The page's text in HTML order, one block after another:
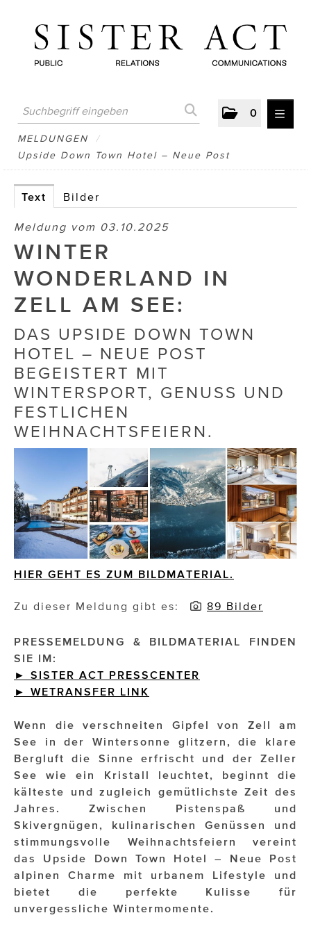
0
MELDUNGEN
ATELIER FĒ.
BERTRAMS
BewusstSchein
Brigitta Nemeth Art
CUBE
Die Dudlerei
Dominic Marcus Singer
Dominique Scharax – Move Mind Breath
Élan Flow
FREIHERZ
FRISTADS
JOHANN STRAUSS – NEW DIMENSIONS
JUWELIER WAGNER
Magenta Telekom
Merz Aesthetics
NEVER AGE NUTRITION
Nina Kraft – Kraft Media Minds
NORMAL
rot weiss rosé
MELDUNGEN
/
Upside Down Town Hotel – Neue Post
Text Bilder
Meldung vom 03.10.2025
WINTER
WONDERLAND IN
ZELL AM SEE:
DAS UPSIDE DOWN TOWN
HOTEL – NEUE POST
BEGEISTERT MIT
WINTERSPORT, GENUSS UND
FESTLICHEN
WEIHNACHTSFEIERN.
HIER GEHT ES ZUM BILDMATERIAL.
Zu dieser Meldung gibt es: 89 Bilder
PRESSEMELDUNG & BILDMATERIAL FINDEN
SIE IM:
► SISTER ACT PRESSCENTER
► WETRANSFER LINK
Wenn die verschneiten Gipfel von Zell am
See in der Wintersonne glitzern, die klare
Bergluft die Sinne erfrischt und der Zeller
See wie ein Kristall leuchtet, beginnt die
kälteste und zugleich gemütlichste Zeit des
Jahres. Zwischen Pistenspaß und
Skivergnügen, kulinarischen Genüssen und
stimmungsvolle Weihnachtsfeiern vereint
das Upside Down Town Hotel – Neue Post
alpinen Charme mit urbanem Lifestyle und
bietet die perfekte Kulisse für
unvergessliche Wintermomente.